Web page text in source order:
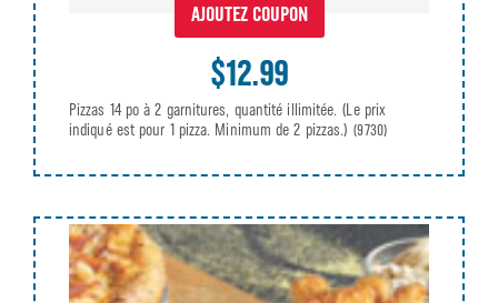
AJOUTEZ COUPON
$12.99
Pizzas 14 po à 2 garnitures, quantité illimitée. (Le prix
indiqué est pour 1 pizza. Minimum de 2 pizzas.) (9730)